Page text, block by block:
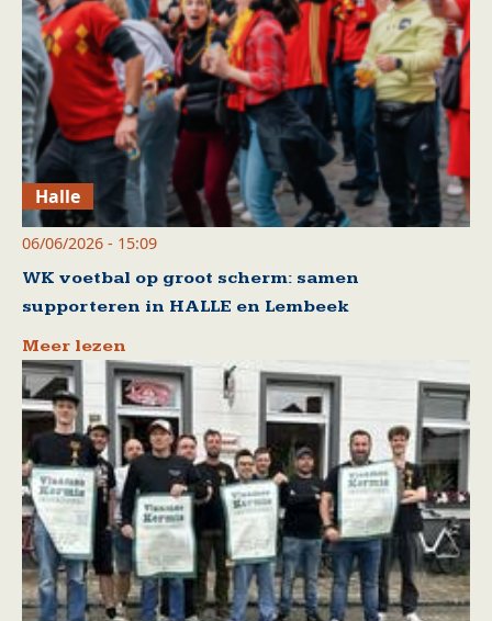
Halle
06/06/2026 - 15:09
WK voetbal op groot scherm: samen
supporteren in HALLE en Lembeek
Meer lezen